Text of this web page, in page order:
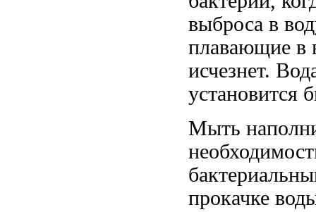
выброса в
плавающие в
исчезнет.
установится
Мыть
прокачке